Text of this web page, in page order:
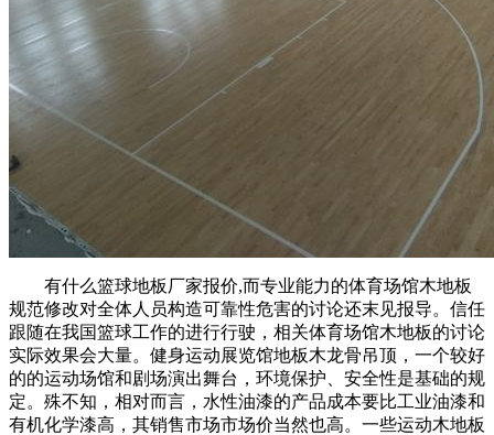
有什么篮球地板厂家报价,而专业能力的体育场馆木地板
规范修改对全体人员构造可靠性危害的讨论还末见报导。信任
跟随在我国篮球工作的进行行驶，相关体育场馆木地板的讨论
实际效果会大量。健身运动展览馆地板木龙骨吊顶，一个较好
的的运动场馆和剧场演出舞台，环境保护、安全性是基础的规
定。殊不知，相对而言，水性油漆的产品成本要比工业油漆和
有机化学漆高，其销售市场市场价当然也高。一些运动木地板